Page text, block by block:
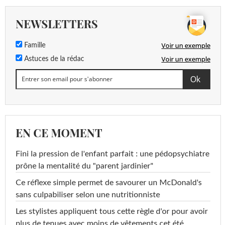
NEWSLETTERS
Famille Voir un exemple
Astuces de la rédac Voir un exemple
EN CE MOMENT
Fini la pression de l'enfant parfait : une pédopsychiatre
prône la mentalité du "parent jardinier"
Ce réflexe simple permet de savourer un McDonald's
sans culpabiliser selon une nutritionniste
Les stylistes appliquent tous cette règle d'or pour avoir